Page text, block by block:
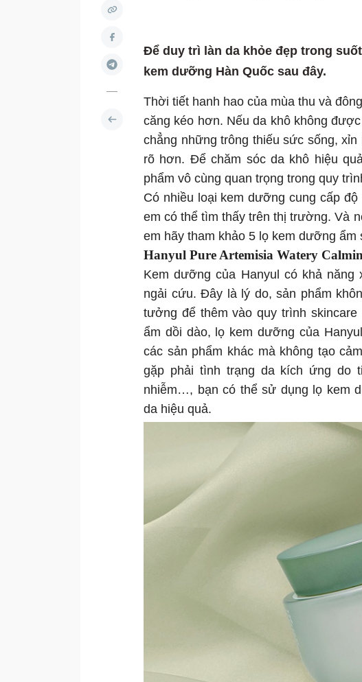
Để duy trì làn da khỏe đẹp trong
kem dưỡng Hàn Quốc sau đây.
Thời tiết hanh hao của mùa thu và
căng kéo hơn. Nếu da khô không
chẳng những trông thiếu sức sống,
rõ hơn. Để chăm sóc da khô hiệu
phẩm vô cùng quan trọng trong quy
Có nhiều loại kem dưỡng cung cấp
em có thể tìm thấy trên thị trường. Và
em hãy tham khảo 5 lọ kem dưỡng ẩm
Hanyul Pure Artemisia Watery
Kem dưỡng của Hanyul có khả
ngải cứu. Đây là lý do, sản phẩm
tưởng để thêm vào quy trình
ẩm dồi dào, lọ kem dưỡng của
các sản phẩm khác mà không tạo
gặp phải tình trạng da kích ứng do
nhiễm…, bạn có thể sử dụng lọ kem
da hiệu quả.